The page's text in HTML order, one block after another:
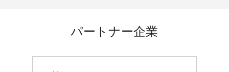
パートナー企業